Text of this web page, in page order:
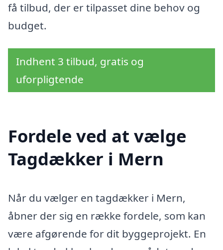
få tilbud, der er tilpasset dine behov og
budget.
Indhent 3 tilbud, gratis og
uforpligtende
Fordele ved at vælge
Tagdækker i Mern
Når du vælger en tagdækker i Mern,
åbner der sig en række fordele, som kan
være afgørende for dit byggeprojekt. En